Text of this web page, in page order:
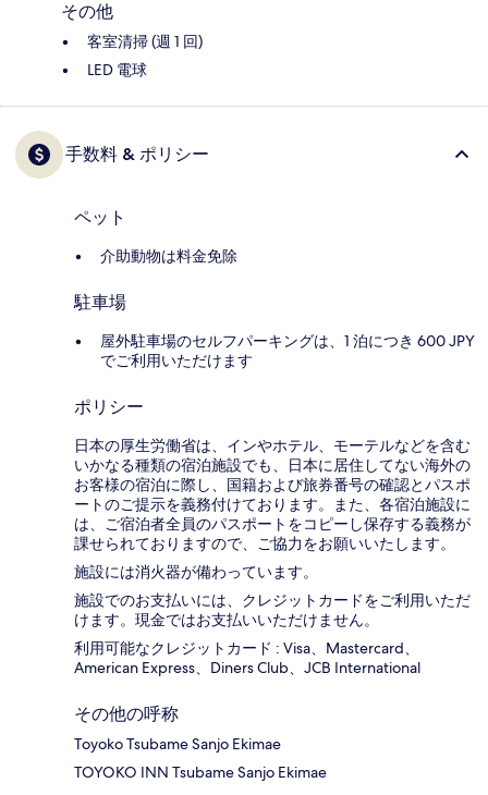
その他
客室清掃 (週 1 回)
LED 電球
手数料 & ポリシー
ペット
介助動物は料金免除
駐車場
屋外駐車場のセルフパーキングは、1 泊につき 600 JPY
でご利用いただけます
ポリシー
日本の厚生労働省は、インやホテル、モーテルなどを含む
いかなる種類の宿泊施設でも、日本に​居住してない海外の
お客様の宿泊に際し、国籍および旅券番号の確認とパスポ
ートのご提示を義務付け​ております。また、各宿泊施設に
は、ご宿泊者全員のパスポートをコピーし保存する義務が
課せられておりますの​で、ご協力をお願いいたします。
施設には消火器が備わっています。
施設でのお支払いには、クレジットカードをご利用いただ
けます。現金ではお支払いいただけません。
利用可能なクレジットカード : Visa、Mastercard、
American Express、Diners Club、JCB International
その他の呼称
Toyoko Tsubame Sanjo Ekimae
TOYOKO INN Tsubame Sanjo Ekimae